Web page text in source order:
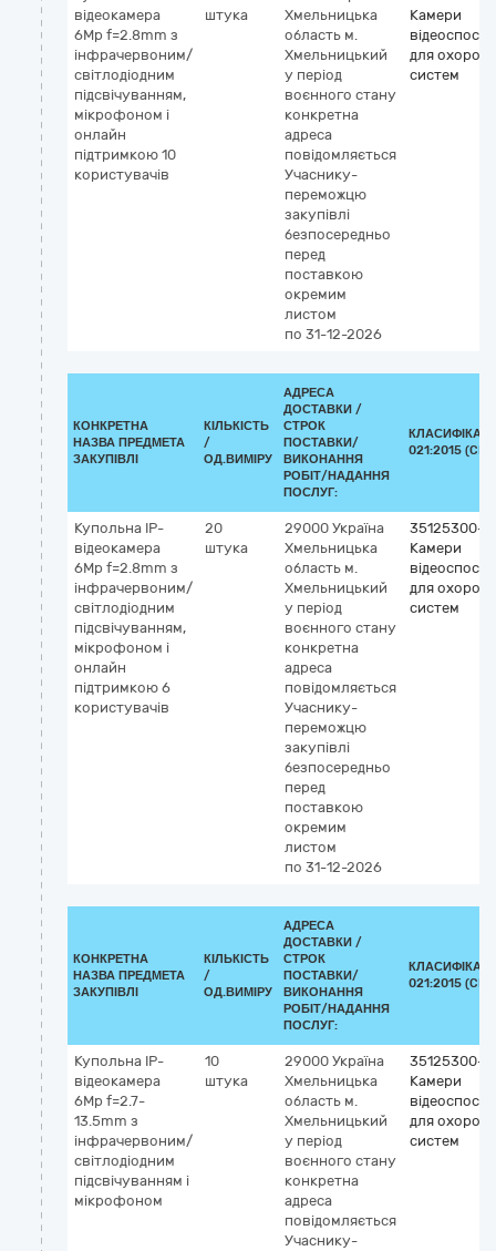
відеокамера
6Mp f=2.8mm з
інфрачервоним/
світлодіодним
підсвічуванням,
мікрофоном і
онлайн
підтримкою 10
користувачів
штука
Хмельницька
область м.
Хмельницький
у період
воєнного стану
конкретна
адреса
повідомляється
Учаснику-
переможцю
закупівлі
безпосередньо
перед
поставкою
окремим
листом
по 31-12-2026
Камери
для
систем
КОНКРЕТНА
НАЗВА ПРЕДМЕТА
ЗАКУПІВЛІ
КІЛЬКІСТЬ
/
ОД.ВИМІРУ
АДРЕСА
ДОСТАВКИ /
СТРОК
ПОСТАВКИ/
ВИКОНАННЯ
РОБІТ/НАДАННЯ
ПОСЛУГ:
021:2015
Купольна IP-
відеокамера
6Mp f=2.8mm з
інфрачервоним/
світлодіодним
підсвічуванням,
мікрофоном і
онлайн
підтримкою 6
користувачів
20
штука
29000 Україна
Хмельницька
область м.
Хмельницький
у період
воєнного стану
конкретна
адреса
повідомляється
Учаснику-
переможцю
закупівлі
безпосередньо
перед
поставкою
окремим
листом
по 31-12-2026
35125300-2
Камери
для
систем
КОНКРЕТНА
НАЗВА ПРЕДМЕТА
ЗАКУПІВЛІ
КІЛЬКІСТЬ
/
ОД.ВИМІРУ
АДРЕСА
ДОСТАВКИ /
СТРОК
ПОСТАВКИ/
ВИКОНАННЯ
РОБІТ/НАДАННЯ
ПОСЛУГ:
021:2015
Купольна IP-
відеокамера
6Mp f=2.7-
13.5mm з
інфрачервоним/
світлодіодним
підсвічуванням і
мікрофоном
10
штука
29000 Україна
Хмельницька
область м.
Хмельницький
у період
воєнного стану
конкретна
адреса
повідомляється
Учаснику-
35125300-2
Камери
для
систем